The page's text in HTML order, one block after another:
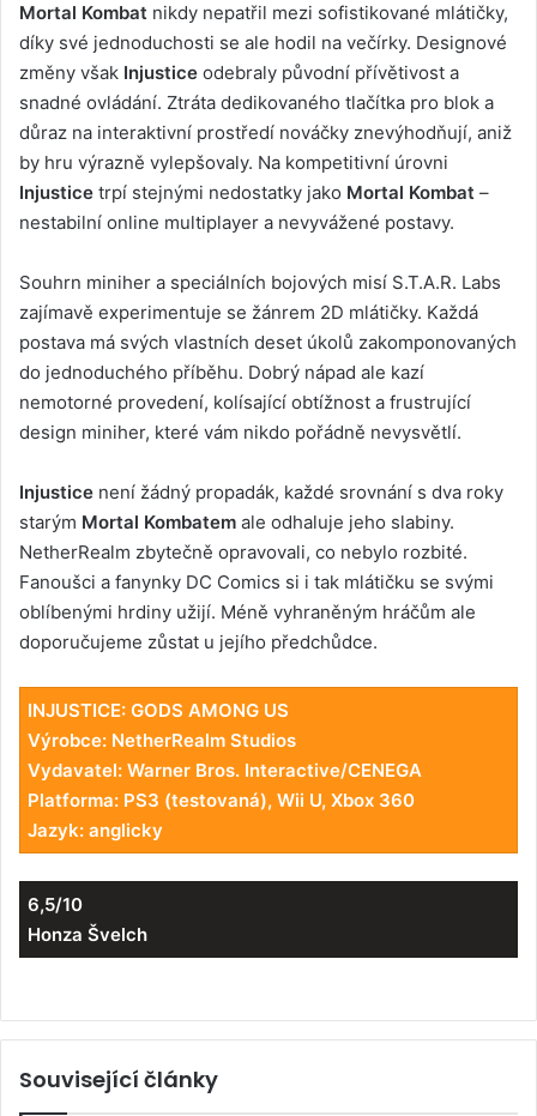
Mortal Kombat nikdy nepatřil mezi sofistikované mlátičky,
díky své jednoduchosti se ale hodil na večírky. Designové
změny však Injustice odebraly původní přívětivost a
snadné ovládání. Ztráta dedikovaného tlačítka pro blok a
důraz na interaktivní prostředí nováčky znevýhodňují, aniž
by hru výrazně vylepšovaly. Na kompetitivní úrovni
Injustice trpí stejnými nedostatky jako Mortal Kombat –
nestabilní online multiplayer a nevyvážené postavy.
Souhrn miniher a speciálních bojových misí S.T.A.R. Labs
zajímavě experimentuje se žánrem 2D mlátičky. Každá
postava má svých vlastních deset úkolů zakomponovaných
do jednoduchého příběhu. Dobrý nápad ale kazí
nemotorné provedení, kolísající obtížnost a frustrující
design miniher, které vám nikdo pořádně nevysvětlí.
Injustice není žádný propadák, každé srovnání s dva roky
starým Mortal Kombatem ale odhaluje jeho slabiny.
NetherRealm zbytečně opravovali, co nebylo rozbité.
Fanoušci a fanynky DC Comics si i tak mlátičku se svými
oblíbenými hrdiny užijí. Méně vyhraněným hráčům ale
doporučujeme zůstat u jejího předchůdce.
INJUSTICE: GODS AMONG US
Výrobce: NetherRealm Studios
Vydavatel: Warner Bros. Interactive/CENEGA
Platforma: PS3 (testovaná), Wii U, Xbox 360
Jazyk: anglicky
6,5/10
Honza Švelch
Související články